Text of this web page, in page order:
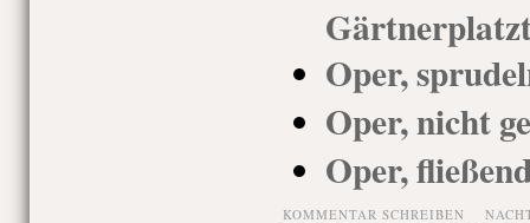
Oper,
Oper, nicht
Oper,
KOMMENTAR SCHREIBEN